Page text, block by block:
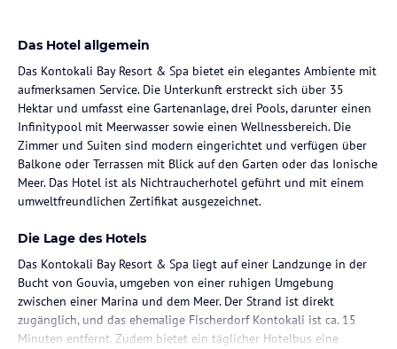
Das Hotel allgemein
Das Kontokali Bay Resort & Spa bietet ein elegantes Ambiente mit
aufmerksamen Service. Die Unterkunft erstreckt sich über 35
Hektar und umfasst eine Gartenanlage, drei Pools, darunter einen
Infinitypool mit Meerwasser sowie einen Wellnessbereich. Die
Zimmer und Suiten sind modern eingerichtet und verfügen über
Balkone oder Terrassen mit Blick auf den Garten oder das Ionische
Meer. Das Hotel ist als Nichtraucherhotel geführt und mit einem
umweltfreundlichen Zertifikat ausgezeichnet.
Die Lage des Hotels
Das Kontokali Bay Resort & Spa liegt auf einer Landzunge in der
Bucht von Gouvia, umgeben von einer ruhigen Umgebung
zwischen einer Marina und dem Meer. Der Strand ist direkt
zugänglich, und das ehemalige Fischerdorf Kontokali ist ca. 15
Minuten entfernt. Zudem bietet ein täglicher Hotelbus eine